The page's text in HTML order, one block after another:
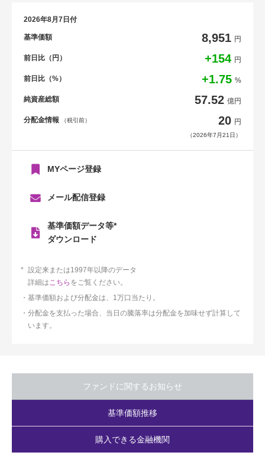
2026年8月7日付
基準価額 8,951 円
前日比（円） +154 円
前日比（%） +1.75 %
純資産総額 57.52 億円
分配金情報 （税引前） 20 円
（2026年7月21日）
MYページ登録
メール配信登録
基準価額データ等*
ダウンロード
設定来または1997年以降のデータ
詳細はこちら をご覧ください。
基準価額および分配金は、1万口当たり。
分配金を支払った場合、当日の騰落率は分配金を加味せず計算して
います。
ファンドに関するお知らせ
基準価額推移
購入できる金融機関